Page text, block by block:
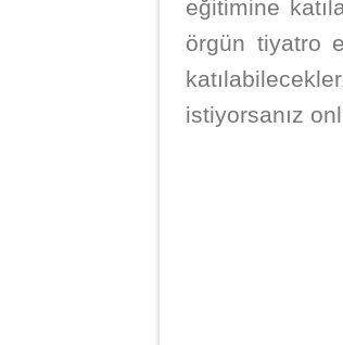
eğitimine
örgün tiyatro
istiyorsanız